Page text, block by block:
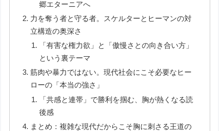
郷エターニアへ
力を奪う者と守る者。スケルターとヒーマンの対
立構造の奥深さ
「有害な権力欲」と「傲慢さとの向き合い方」
という裏テーマ
筋肉や暴力ではない。現代社会にこそ必要なヒー
ローの「本当の強さ」
「共感と連帯」で勝利を掴む、胸が熱くなる読
後感
まとめ：複雑な現代だからこそ胸に刺さる王道の